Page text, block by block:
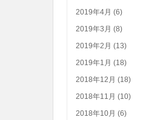
2019年4月 (6)
2019年3月 (8)
2019年2月 (13)
2019年1月 (18)
2018年12月 (18)
2018年11月 (10)
2018年10月 (6)